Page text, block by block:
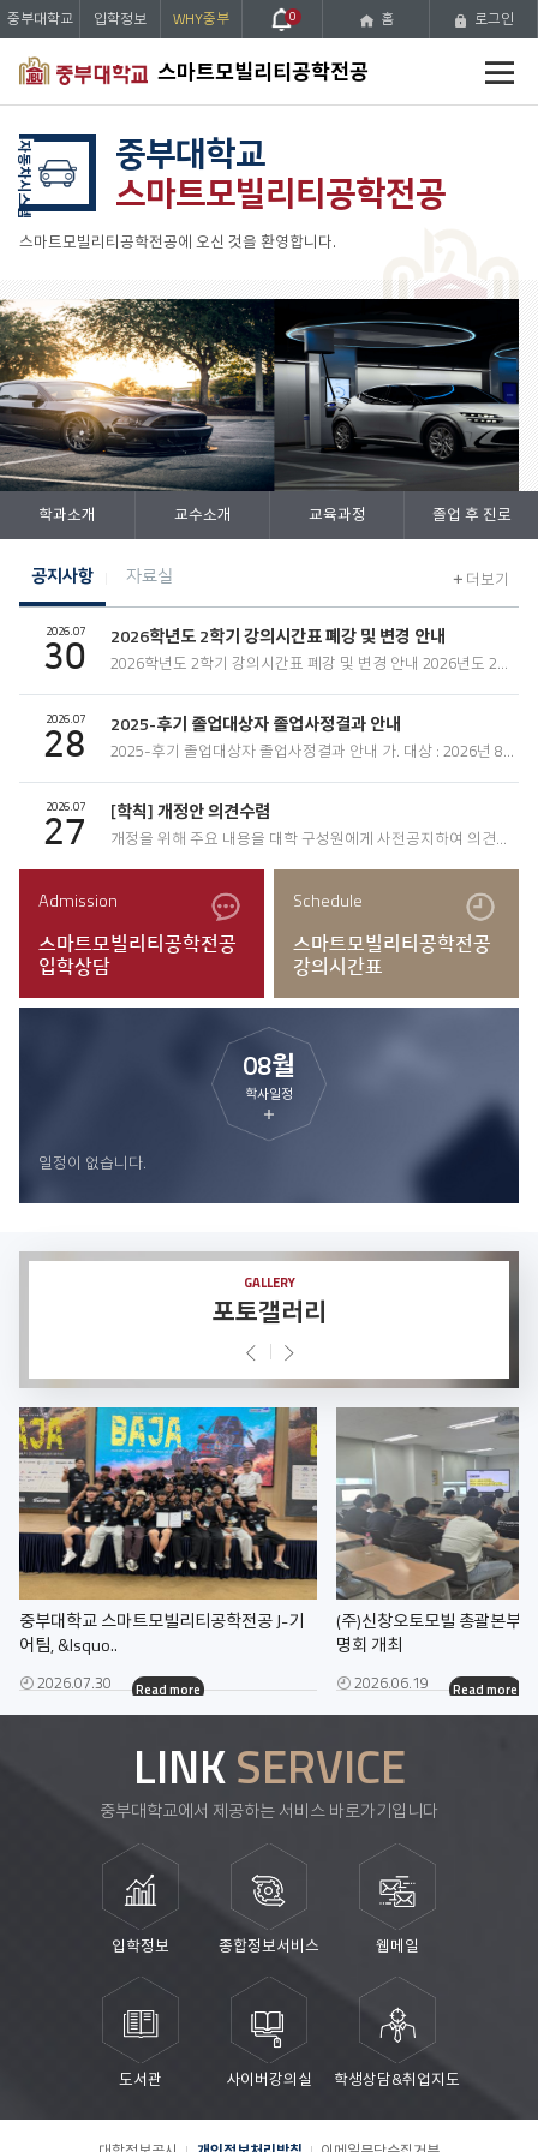
스마트모빌리티공학전공
메
중부대학교 입학정보 WHY중부 0 홈 로그인
자동차시스템
중부대학교
스마트모빌리티공학전공
스마트모빌리티공학전공에 오신 것을 환영합니다.
Prev
Next
Stop
학과소개 교수소개 교육과정 졸업 후 진로
공지사항
2026.07
30
2026학년도 2학기 강의시간표 폐강 및 변경 안내
2026학년도 2학기 강의시간표 폐강 및 변경 안내 2026년도 2학기 강의시간표의 폐강 및..
2026.07
28
2025-후기 졸업대상자 졸업사정결과 안내
2025-후기 졸업대상자 졸업사정결과 안내 가. 대상 : 2026년 8월 졸업대상자(2025-후기..
2026.07
27
[학칙] 개정안 의견수렴
개정을 위해 주요 내용을 대학 구성원에게 사전공지하여 의견을 듣고자 다음과 같이 공..
더보기
자료실
Admission
스마트모빌리티공학전공
입학상담
Schedule
스마트모빌리티공학전공
강의시간표
08월
학사일정
일정이 없습니다.
GALLERY
포토갤러리
2026.07.30
중부대학교 스마트모빌리티공학전공 J-기
어팀, &lsquo..
Read more 2026.06.19
(주)신창오토모빌 총괄본부
명회 개최
Read more
Prev Next
LINKSERVICE
중부대학교에서 제공하는 서비스 바로가기입니다
입학정보 종합정보서비스 웹메일
도서관 사이버강의실 학생상담&취업지도